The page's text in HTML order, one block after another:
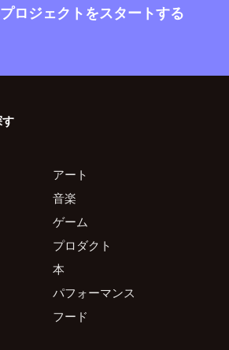
ロジェクトをスタートする
アート
音楽
ゲーム
プロダクト
本
パフォーマンス
フード